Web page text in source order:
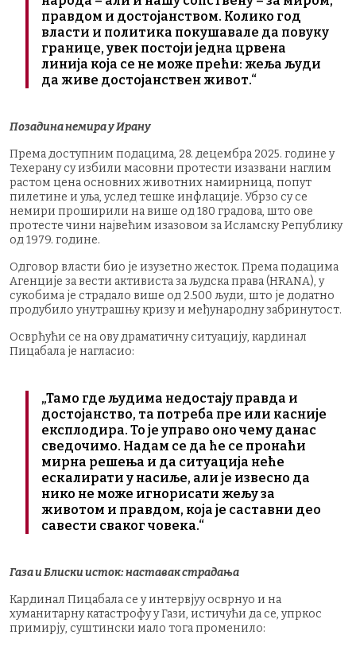
правдом и достојанством. Колико год
власти и политика покушавале да повуку
границе, увек постоји једна црвена
линија која се не може прећи: жеља људи
да живе достојанствен живот.“
Позадина немира у Ирану
Према доступним подацима, 28. децембра 2025. године у
Техерану су избили масовни протести изазвани наглим
растом цена основних животних намирница, попут
пилетине и уља, услед тешке инфлације. Убрзо су се
немири проширили на више од 180 градова, што ове
протесте чини највећим изазовом за Исламску Републику
од 1979. године.
Одговор власти био је изузетно жесток. Према подацима
Агенције за вести активиста за људска права (HRANA), у
сукобима је страдало више од 2.500 људи, што је додатно
продубило унутрашњу кризу и међународну забринутост.
Осврћући се на ову драматичну ситуацију, кардинал
Пицабала је нагласио:
„Тамо где људима недостају правда и
достојанство, та потреба пре или касније
експлодира. То је управо оно чему данас
сведочимо. Надам се да ће се пронаћи
мирна решења и да ситуација неће
ескалирати у насиље, али је извесно да
нико не може игнорисати жељу за
животом и правдом, која је саставни део
савести сваког човека.“
Газа и Блиски исток: наставак страдања
Кардинал Пицабала се у интервјуу осврнуо и на
хуманитарну катастрофу у Гази, истичући да се, упркос
примирју, суштински мало тога променило: